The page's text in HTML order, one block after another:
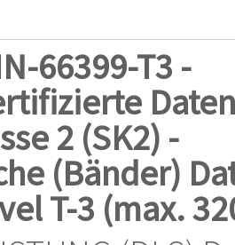
66399-T3 -
2 (SK2) -
(Bänder)
T-3 (max.